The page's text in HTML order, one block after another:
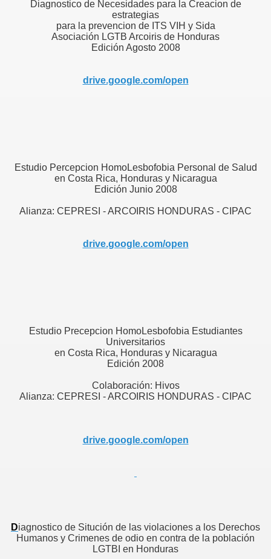
Diagnostico de Necesidades para la Creacion de
estrategias
para la prevencion de ITS VIH y Sida
Asociación LGTB Arcoiris de Honduras
Edición Agosto 2008
drive.google.com/open
Estudio Percepcion HomoLesbofobia Personal de Salud
en Costa Rica, Honduras y Nicaragua
Edición Junio 2008
Alianza: CEPRESI - ARCOIRIS HONDURAS - CIPAC
drive.google.com/open
Estudio Precepcion HomoLesbofobia Estudiantes
Universitarios
en Costa Rica, Honduras y Nicaragua
Edición 2008
Colaboración: Hivos
Alianza: CEPRESI - ARCOIRIS HONDURAS - CIPAC
drive.google.com/open
Diagnostico de Situción de las violaciones a los Derechos
Humanos y Crimenes de odio en contra de la población
LGTBI en Honduras